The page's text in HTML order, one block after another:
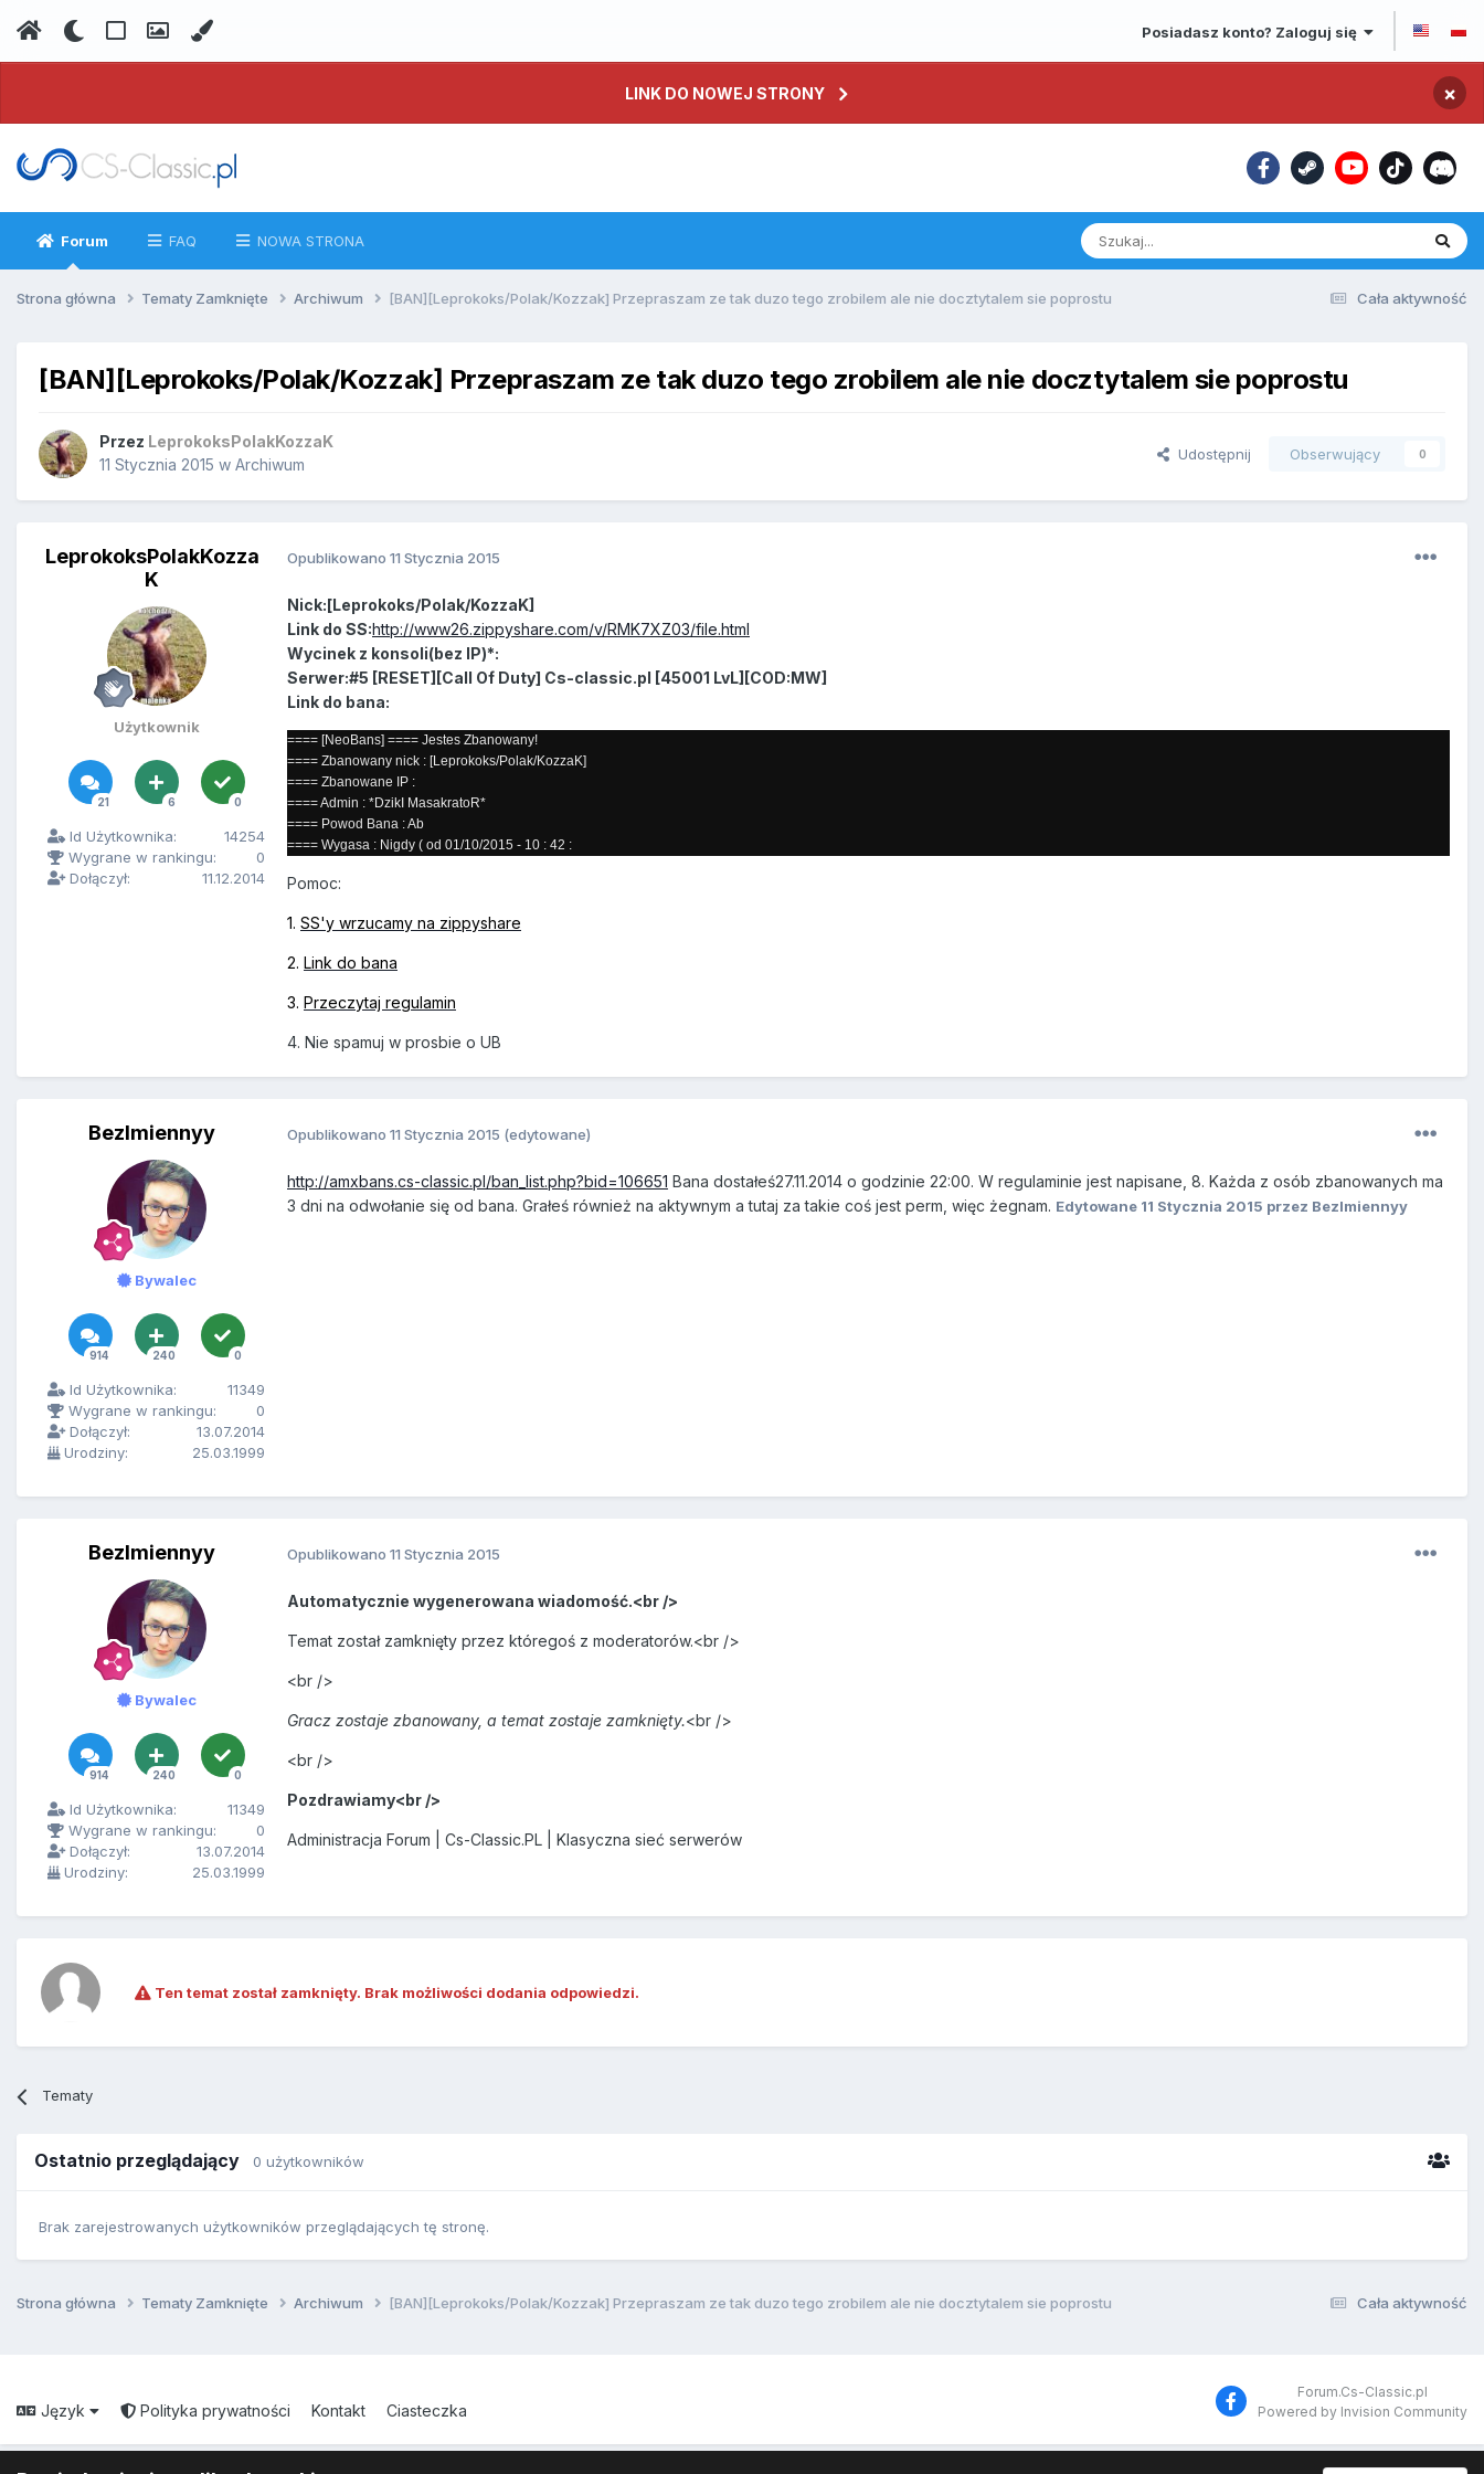
Posiadasz konto? Zaloguj się
LINK DO NOWEJ STRONY ×
Forum FAQ NOWA STRONA
Cała aktywność
Strona główna Tematy Zamknięte Archiwum [BAN][Leprokoks/Polak/Kozzak] Przepraszam ze tak duzo tego zrobilem ale nie docztytalem sie poprostu
[BAN][Leprokoks/Polak/Kozzak] Przepraszam ze tak duzo tego zrobilem ale nie docztytalem sie poprostu
Przez LeprokoksPolakKozzaK
11 Stycznia 2015 w Archiwum
Udostępnij Obserwujący 0
LeprokoksPolakKozza
K
Użytkownik
21 6 0
Id Użytkownika:
14254
Wygrane w rankingu:
0
Dołączył:
11.12.2014
Opublikowano 11 Stycznia 2015
Nick:[Leprokoks/Polak/KozzaK]
Link do SS:http://www26.zippyshare.com/v/RMK7XZ03/file.html
Wycinek z konsoli(bez IP)*:
Serwer:#5 [RESET][Call Of Duty] Cs-classic.pl [45001 LvL][COD:MW]
Link do bana:
==== [NeoBans] ==== Jestes Zbanowany!
==== Zbanowany nick : [Leprokoks/Polak/KozzaK]
==== Zbanowane IP :
==== Admin : *DzikI MasakratoR*
==== Powod Bana : Ab
==== Wygasa : Nigdy ( od 01/10/2015 - 10 : 42 :
Pomoc:
1. SS'y wrzucamy na zippyshare
2. Link do bana
3. Przeczytaj regulamin
4. Nie spamuj w prosbie o UB
BezImiennyy
Bywalec
914 240 0
Id Użytkownika:
11349
Wygrane w rankingu:
0
Dołączył:
13.07.2014
Urodziny:
25.03.1999
Opublikowano 11 Stycznia 2015 (edytowane)
http://amxbans.cs-classic.pl/ban_list.php?bid=106651 Bana dostałeś27.11.2014 o godzinie 22:00. W regulaminie jest napisane, 8. Każda z osób zbanowanych ma
3 dni na odwołanie się od bana. Grałeś również na aktywnym a tutaj za takie coś jest perm, więc żegnam. Edytowane 11 Stycznia 2015 przez BezImiennyy
BezImiennyy
Bywalec
914 240 0
Id Użytkownika:
11349
Wygrane w rankingu:
0
Dołączył:
13.07.2014
Urodziny:
25.03.1999
Opublikowano 11 Stycznia 2015
Automatycznie wygenerowana wiadomość.<br />
Temat został zamknięty przez któregoś z moderatorów.<br />
<br />
Gracz zostaje zbanowany, a temat zostaje zamknięty.<br />
<br />
Pozdrawiamy<br />
Administracja Forum | Cs-Classic.PL | Klasyczna sieć serwerów
Ten temat został zamknięty. Brak możliwości dodania odpowiedzi.
Tematy
Ostatnio przeglądający 0 użytkowników
Brak zarejestrowanych użytkowników przeglądających tę stronę.
Cała aktywność
Strona główna Tematy Zamknięte Archiwum [BAN][Leprokoks/Polak/Kozzak] Przepraszam ze tak duzo tego zrobilem ale nie docztytalem sie poprostu
Język Polityka prywatności Kontakt Ciasteczka
Forum.Cs-Classic.pl
Powered by Invision Community